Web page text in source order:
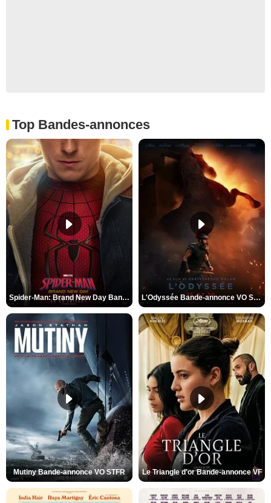
Top Bandes-annonces
Spider-Man: Brand New Day Bande-annonce VO STFR L'Odyssée Bande-annonce VO STFR
Mutiny Bande-annonce VO STFR Le Triangle d'or Bande-annonce VF